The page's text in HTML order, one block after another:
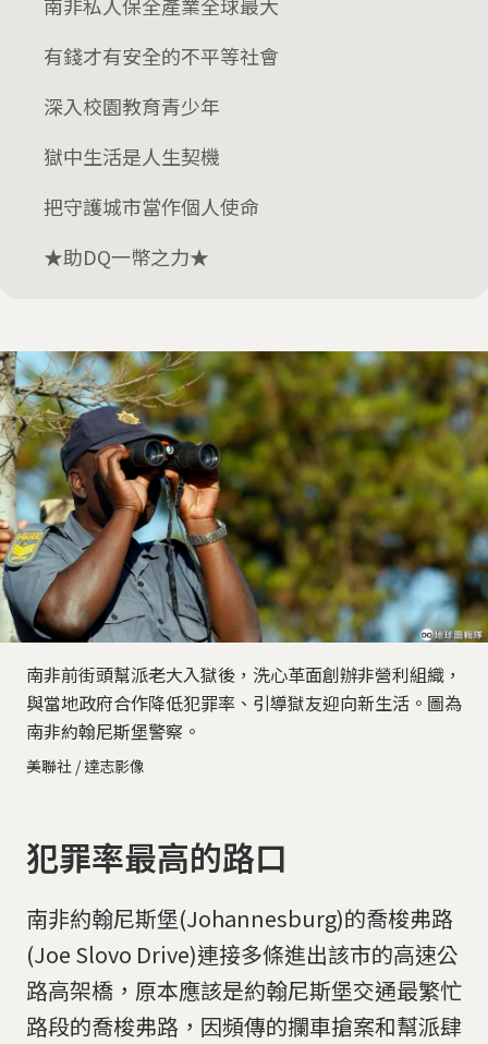
有錢才有安全的不平等社會
深入校園教育青少年
獄中生活是人生契機
把守護城市當作個人使命
★助DQ一幣之力★
南非前街頭幫派老大入獄後，洗心革面創辦非營利組織，
與當地政府合作降低犯罪率、引導獄友迎向新生活。圖為
南非約翰尼斯堡警察。
美聯社 / 達志影像
犯罪率最高的路口
南非約翰尼斯堡(Johannesburg)的喬梭弗路
(Joe Slovo Drive)連接多條進出該市的高速公
路高架橋，原本應該是約翰尼斯堡交通最繁忙
路段的喬梭弗路，因頻傳的攔車搶案和幫派肆